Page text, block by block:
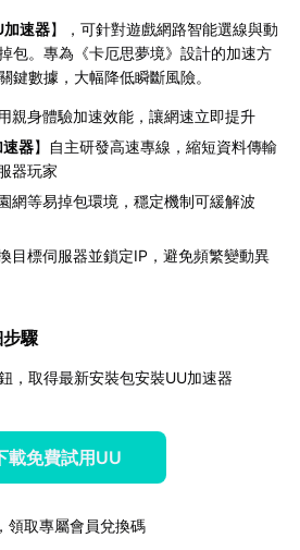
加速器】，可針對遊戲網路智能選線與動
包。專為《卡厄思夢境》設計的加速方
鍵數據，大幅降低瞬斷風險。
親身體驗加速效能，讓網速立即提升
速器】自主研發高速專線，縮短資料傳輸
器玩家
網等易掉包環境，穩定機制可緩解波
目標伺服器並鎖定IP，避免頻繁變動異
驟
，取得最新安裝包安裝UU加速器
載免費試用UU
領取專屬會員兌換碼